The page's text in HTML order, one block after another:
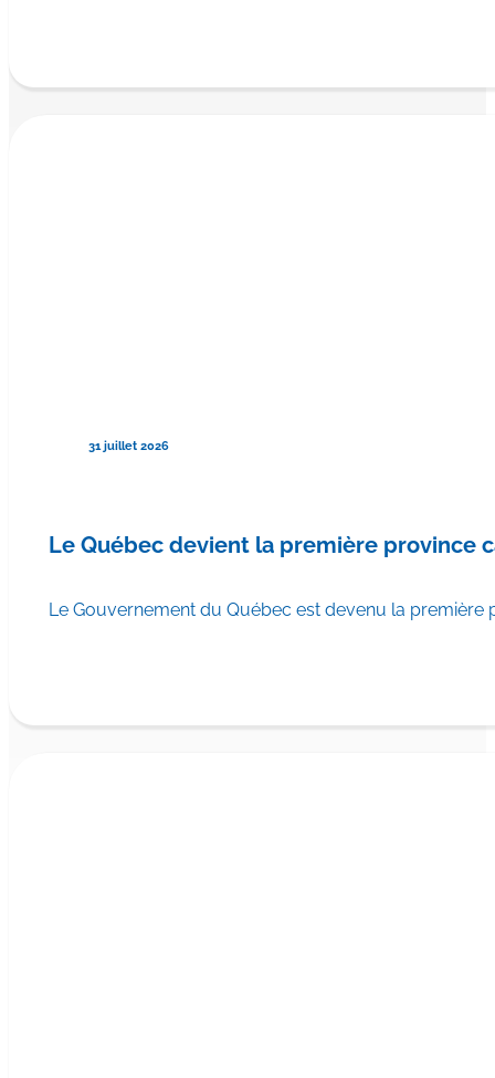
31 juillet 2026
Le Québec devient la première province
Le Gouvernement du Québec est devenu la première